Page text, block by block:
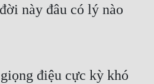
này đâu có lý nào
điệu cực kỳ khó